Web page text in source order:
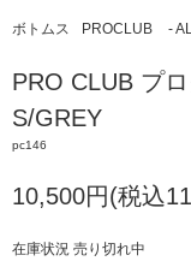
ボトムス PROCLUB -
PRO CLUB プ
S/GREY
pc146
10,500円(税込
在庫状況 売り切れ中